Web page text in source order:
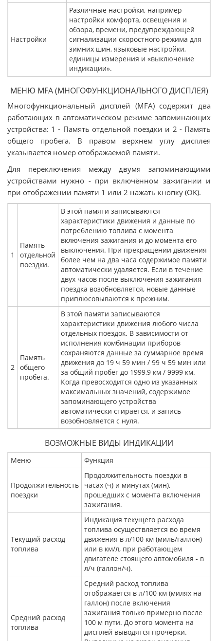
Настройки
Различные настройки, например
настройки комфорта, освещения и
обзора, времени, предупреждающей
сигнализации скоростного режима для
зимних шин, языковые настройки,
единицы измерения и «выключение
индикации».
МЕНЮ MFA (МНОГОФУНКЦИОНАЛЬНОГО ДИСПЛЕЯ)
Многофункциональный дисплей (MFA) содержит два
работающих в автоматическом режиме запоминающих
устройства: 1 - Память отдельной поездки и 2 - Память
общего пробега. В правом верхнем углу дисплея
указывается номер отображаемой памяти.
Для переключения между двумя запоминающими
устройствами нужно - при включённом зажигании и
при отображении памяти 1 или 2 нажать кнопку (OK).
1
Память
отдельной
поездки.
В этой памяти записываются
характеристики движения и данные по
потреблению топлива с момента
включения зажигания и до момента его
выключения. При прекращении движения
более чем на два часа содержимое памяти
автоматически удаляется. Если в течение
двух часов после выключения зажигания
поездка возобновляется, новые данные
приплюсовываются к прежним.
2
Память
общего
пробега.
В этой памяти записываются
характеристики движения любого числа
отдельных поездок. В зависимости от
исполнения комбинации приборов
сохраняются данные за суммарное время
движения до 19 ч 59 мин / 99 ч 59 мин или
за общий пробег до 1999,9 км / 9999 км.
Когда превосходится одно из указанных
максимальных значений, содержимое
запоминающего устройства
автоматически стирается, и запись
возобновляется с нуля.
ВОЗМОЖНЫЕ ВИДЫ ИНДИКАЦИИ
Меню Функция
Продолжительность
поездки
Продолжительность поездки в
часах (ч) и минутах (мин),
прошедших с момента включения
зажигания.
Текущий расход
топлива
Индикация текущего расхода
топлива осуществляется во время
движения в л/100 км (миль/галлон)
или в км/л, при работающем
двигателе стоящего автомобиля - в
л/ч (галлон/ч).
Средний расход
топлива
Средний расход топлива
отображается в л/100 км (милях на
галлон) после включения
зажигания только примерно после
100 м пути. До этого момента на
дисплей выводятся прочерки.